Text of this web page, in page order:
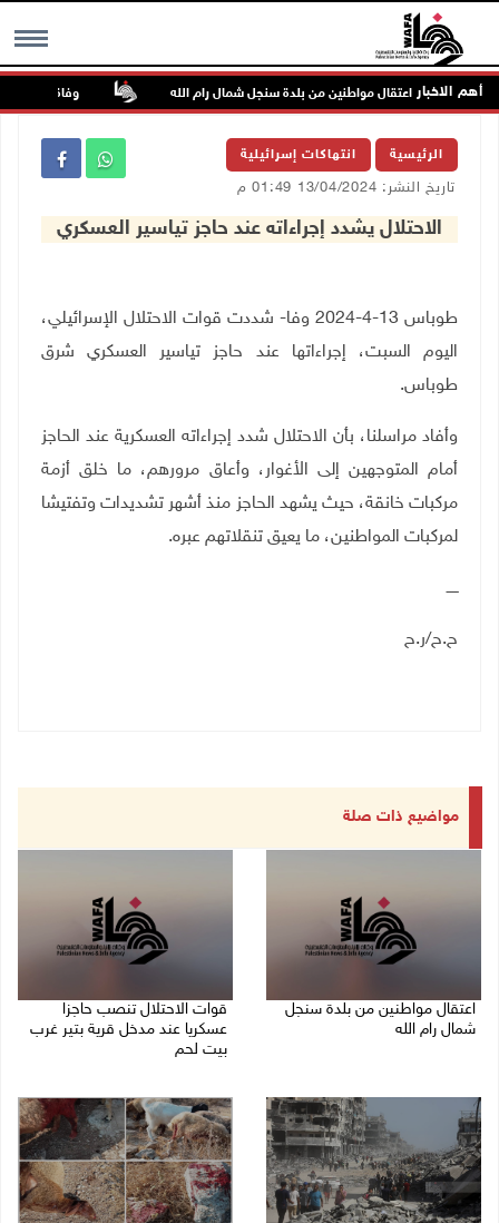
MENU أهم الاخباراعتقال مواطنين من بلدة سنجل شمال رام الله وفاة شابة
الرئيسية انتهاكات إسرائيلية
تاريخ النشر: 13/04/2024 01:49 م
الاحتلال يشدد إجراءاته عند حاجز تياسير العسكري
طوباس 13-4-2024 وفا- شددت قوات الاحتلال الإسرائيلي،
اليوم السبت، إجراءاتها عند حاجز تياسير العسكري شرق
طوباس.
وأفاد مراسلنا، بأن الاحتلال شدد إجراءاته العسكرية عند الحاجز
أمام المتوجهين إلى الأغوار، وأعاق مرورهم، ما خلق أزمة
مركبات خانقة، حيث يشهد الحاجز منذ أشهر تشديدات وتفتيشا
لمركبات المواطنين، ما يعيق تنقلاتهم عبره.
ـــــ
ح.ح/ر.ح
مواضيع ذات صلة
اعتقال مواطنين من بلدة سنجل
شمال رام الله
قوات الاحتلال تنصب حاجزا
عسكريا عند مدخل قرية بتير غرب
بيت لحم